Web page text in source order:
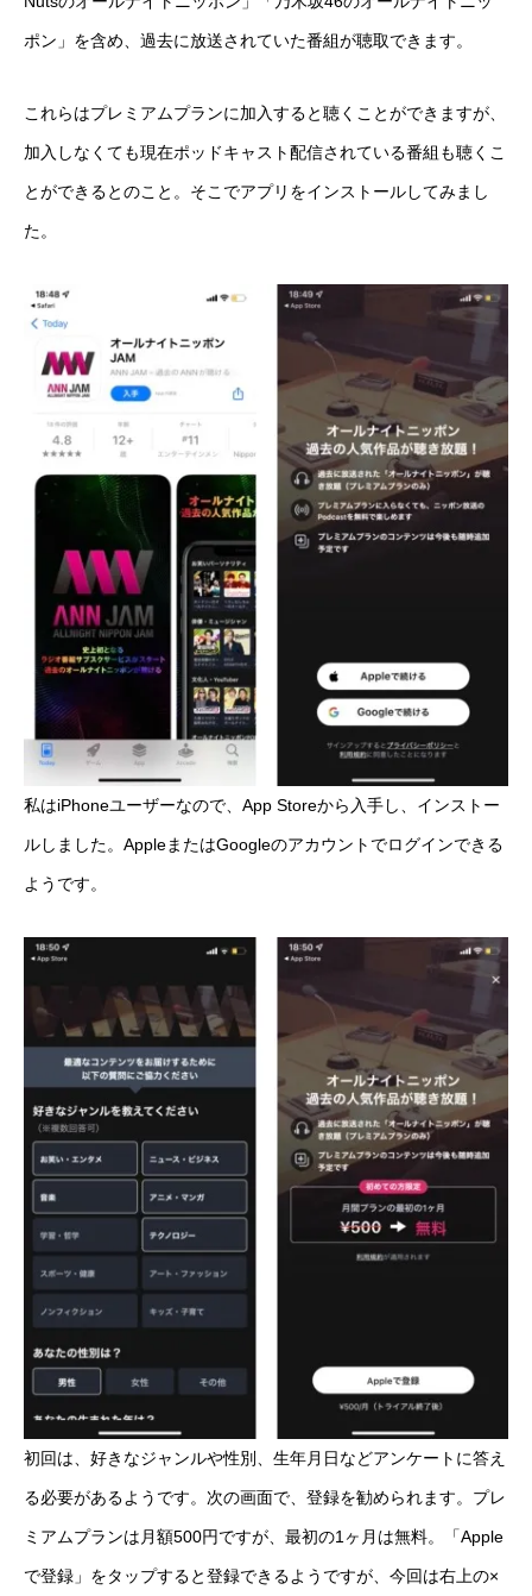
ポン」を含め、過去に放送されていた番組が聴取できます。
これらはプレミアムプランに加入すると聴くことができますが、
加入しなくても現在ポッドキャスト配信されている番組も聴くこ
とができるとのこと。そこでアプリをインストールしてみまし
た。
私はiPhoneユーザーなので、App Storeから入手し、インストー
ルしました。AppleまたはGoogleのアカウントでログインできる
ようです。
初回は、好きなジャンルや性別、生年月日などアンケートに答え
る必要があるようです。次の画面で、登録を勧められます。プレ
ミアムプランは月額500円ですが、最初の1ヶ月は無料。「Apple
で登録」をタップすると登録できるようですが、今回は右上の×